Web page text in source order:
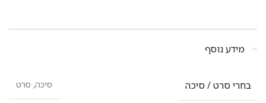
מידע נוסף
בחרי סרט / סיכה סיכה, סרט